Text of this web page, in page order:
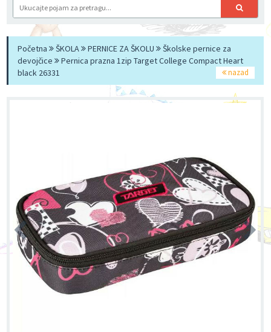
Početna ŠKOLA PERNICE ZA ŠKOLU
Školske pernice za
devojčice
Pernica prazna 1zip Target College Compact Heart
black 26331
nazad